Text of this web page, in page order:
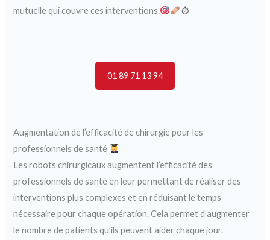
mutuelle qui couvre ces interventions.
01 89 71 13 94
Augmentation de l’efficacité de chirurgie pour les
professionnels de santé
Les robots chirurgicaux augmentent l’efficacité des
professionnels de santé en leur permettant de réaliser des
interventions plus complexes et en réduisant le temps
nécessaire pour chaque opération. Cela permet d’augmenter
le nombre de patients qu’ils peuvent aider chaque jour.